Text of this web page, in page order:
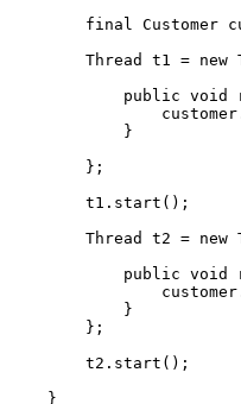
final Customer
Thread t1 = new
public void
}
};
t1.start();
Thread t2 = new
public void
}
};
t2.start();
}